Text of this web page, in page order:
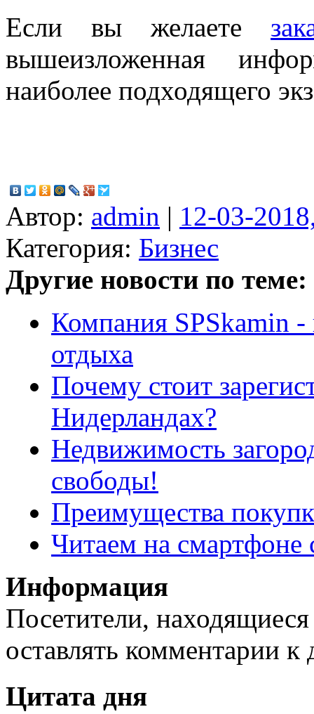
Если вы желаете
вышеизложенная
наиболее подходящего
Автор: admin | 12-03-
Категория: Бизнес
Другие новости по теме:
Компания SPSkamin -
отдыха
Почему стоит
Нидерландах?
Недвижимость
свободы!
Преимущества
Читаем на смартфоне
Информация
Посетители,
оставлять комментарии
Цитата дня